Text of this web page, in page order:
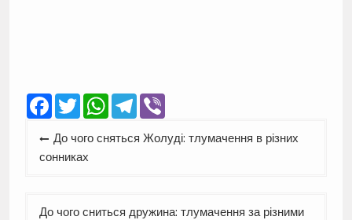
Facebook
TwitterWhatsApp
Telegram
Viber
Навігація
записів
До чого сняться Жолуді: тлумачення в різних
сонниках
До чого сниться дружина: тлумачення за різними